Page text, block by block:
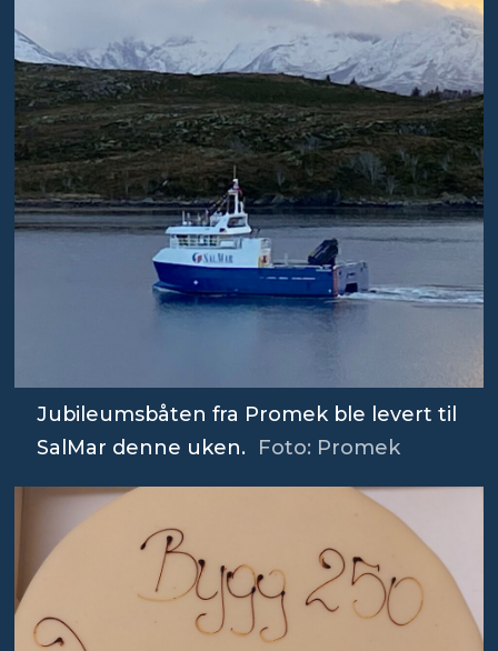
Jubileumsbåten fra Promek ble levert til
SalMar denne uken. Foto: Promek